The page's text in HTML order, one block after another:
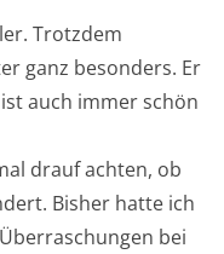
Trotzdem
ganz besonders. Er
auch immer schön
drauf achten, ob
Bisher hatte ich
bei